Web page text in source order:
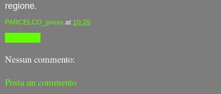
regione.
PARCELCO_press at 10:25
Nessun commento:
Posta un commento